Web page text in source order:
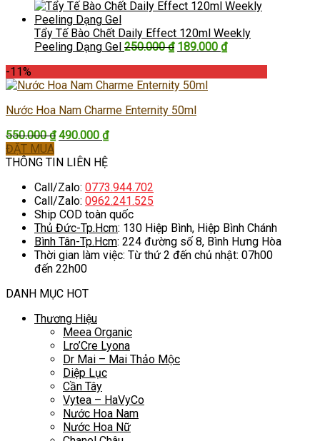
Tẩy Tế Bào Chết Daily Effect 120ml Weekly
Peeling Dạng Gel 250.000₫ Giá
250.000 ₫.
189.000 ₫Giá
-11%
Nước Hoa Nam Charme Enternity 50ml
550.000₫ Giá
là:
490.000 ₫Giá
490.000 ₫.
ĐẶT MUA
THÔNG TIN LIÊN HỆ
Call/Zalo: 0773.944.702
Call/Zalo: 0962.241.525
Ship COD toàn quốc
Thủ Đức-Tp.Hcm: 130 Hiệp Bình, Hiệp Bình Chánh
Bình Tân-Tp.Hcm: 224 đường số 8, Bình Hưng Hòa
Thời gian làm việc: Từ thứ 2 đến chủ nhật: 07h00
đến 22h00
DANH MỤC HOT
Thương Hiệu
Meea Organic
Lro’Cre Lyona
Dr Mai – Mai Thảo Mộc
Diệp Lục
Cần Tây
Vytea – HaVyCo
Nước Hoa Nam
Nước Hoa Nữ